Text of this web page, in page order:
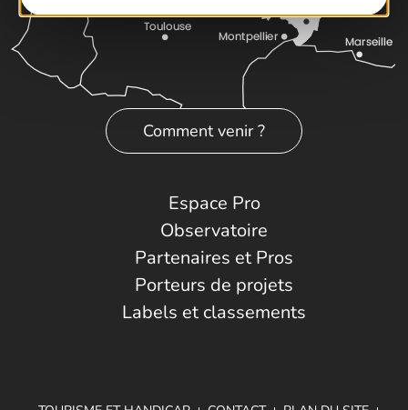
Comment venir ?
Espace Pro
Observatoire
Partenaires et Pros
Porteurs de projets
Labels et classements